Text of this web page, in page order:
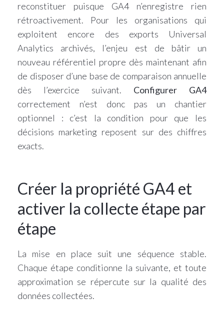
reconstituer puisque GA4 n’enregistre rien
rétroactivement. Pour les organisations qui
exploitent encore des exports Universal
Analytics archivés, l’enjeu est de bâtir un
nouveau référentiel propre dès maintenant afin
de disposer d’une base de comparaison annuelle
dès l’exercice suivant. Configurer GA4
correctement n’est donc pas un chantier
optionnel : c’est la condition pour que les
décisions marketing reposent sur des chiffres
exacts.
Créer la propriété GA4 et
activer la collecte étape par
étape
La mise en place suit une séquence stable.
Chaque étape conditionne la suivante, et toute
approximation se répercute sur la qualité des
données collectées.